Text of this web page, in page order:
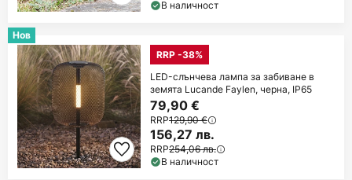
В наличност
Нов
RRP -38%
LED-слънчева лампа за забиване в
земята Lucande Faylen, черна, IP65
79,90 €
RRP129,90 €
156,27 лв.
RRP254,06 лв.
В наличност